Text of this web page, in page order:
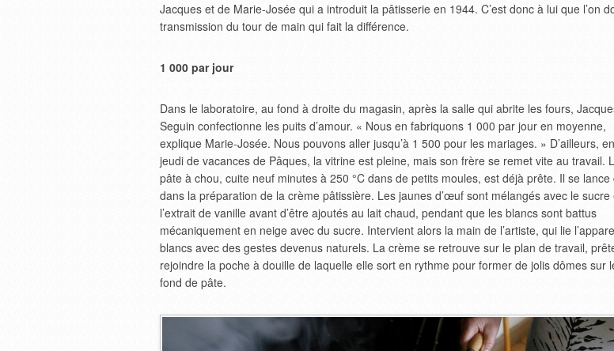
Jacques et de Marie-Josée qui a introduit la pâtisserie en 1944. C’est donc à lui que l’on
transmission du tour de main qui fait la différence.
1 000 par jour
Dans le laboratoire, au fond à droite du magasin, après la salle qui abrite les fours,
Seguin confectionne les puits d’amour. « Nous en fabriquons 1 000 par jour en moyenne,
explique Marie-Josée. Nous pouvons aller jusqu’à 1 500 pour les mariages. » D’ailleurs,
jeudi de vacances de Pâques, la vitrine est pleine, mais son frère se remet vite au travail.
pâte à chou, cuite neuf minutes à 250 °C dans de petits moules, est déjà prête. Il se lance
dans la préparation de la crème pâtissière. Les jaunes d’œuf sont mélangés avec le sucre
l’extrait de vanille avant d’être ajoutés au lait chaud, pendant que les blancs sont battus
mécaniquement en neige avec du sucre. Intervient alors la main de l’artiste, qui lie
blancs avec des gestes devenus naturels. La crème se retrouve sur le plan de travail,
rejoindre la poche à douille de laquelle elle sort en rythme pour former de jolis dômes sur
fond de pâte.